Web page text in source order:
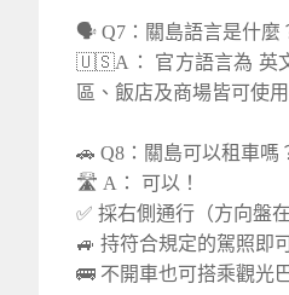
🗣️ Q7：關島語言是什麼
🇺🇸A： 官方語言為 英
區、飯店及商場皆可使
🚗 Q8：關島可以租車嗎
🛣️ A： 可以！
✅ 採右側通行（方向盤在
🚙 持符合規定的駕照即
🚌 不開車也可搭乘觀光